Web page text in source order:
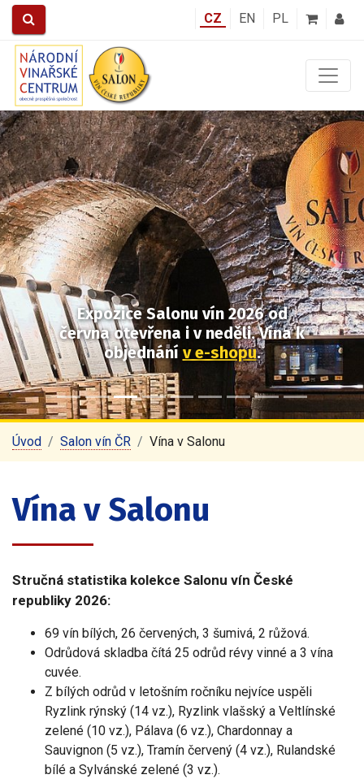
CZ EN PL
Expozice Salonu vín 2026od
června otevřena i v neděli.Vína k
objednání v e-shopu.
Předchozí Další
Úvod Salon vín ČR Vína v Salonu
Vína v Salonu
Stručná statistika kolekce Salonu vín České
republiky 2026:
69 vín bílých, 26 červených, 3 šumivá, 2 růžová.
Odrůdová skladba čítá 25 odrůd révy vinné a 3 vína
cuvée.
Z bílých odrůd v letošním ročníku nejvíce uspěli
Ryzlink rýnský (14 vz.), Ryzlink vlašský a Veltlínské
zelené (10 vz.), Pálava (6 vz.), Chardonnay a
Sauvignon (5 vz.), Tramín červený (4 vz.), Rulandské
bílé a Sylvánské zelené (3 vz.).